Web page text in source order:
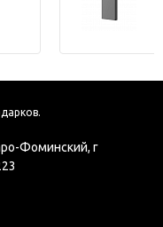
Фоминский, г